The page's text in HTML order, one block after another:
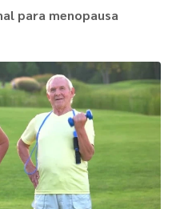
para menopausa